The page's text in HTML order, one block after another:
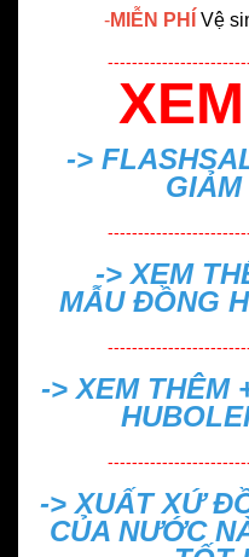
-MIỄN PHÍ Vệ
->
GIẢM
-> XEM
MẪU ĐỒNG
-> XEM THÊM
->XUẤT XỨ
CỦA NƯỚC